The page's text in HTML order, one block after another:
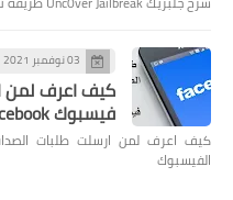
03 نوفمبر 2021
كيف اعرف لمن
فيسبوك Facebook
الفيسبوك